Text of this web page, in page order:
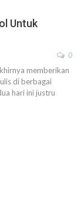
Untuk
0
memberikan
di berbagai
hari ini justru